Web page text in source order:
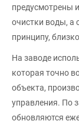
предусмотрены
очистки воды, а
принципу,
На заводе
которая точно
объекта,
управления. По
обновляются